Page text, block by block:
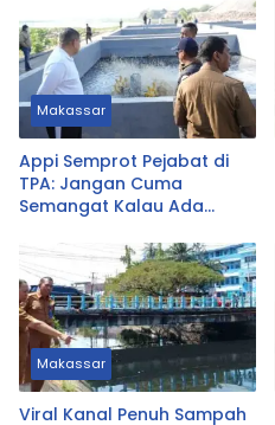
Makassar
Appi Semprot Pejabat di
TPA: Jangan Cuma
Semangat Kalau Ada
Makassar
Viral Kanal Penuh Sampah